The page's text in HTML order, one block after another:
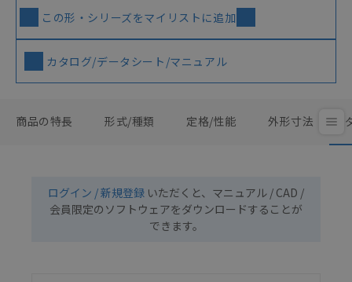
この形・シリーズをマイリストに追加
カタログ/データシート/マニュアル
商品の特長 形式/種類 定格/性能 外形寸法
ログイン / 新規登録 いただくと、マニュアル / CAD /
会員限定のソフトウェアをダウンロードすることが
できます。